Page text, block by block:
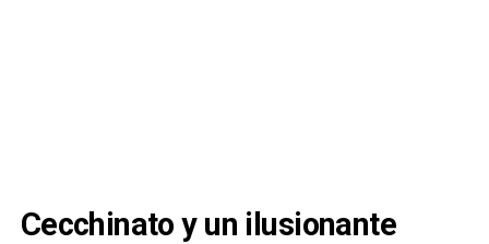
Cecchinato y un ilusionante